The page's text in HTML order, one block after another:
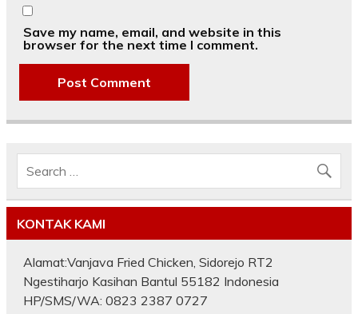
Save my name, email, and website in this
browser for the next time I comment.
KONTAK KAMI
Alamat:Vanjava Fried Chicken, Sidorejo RT2
Ngestiharjo Kasihan Bantul 55182 Indonesia
HP/SMS/WA: 0823 2387 0727